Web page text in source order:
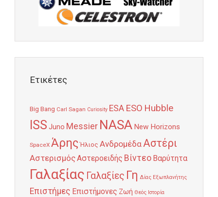
Ετικέτες
Big Bang Carl Sagan Curiosity ESA ESO Hubble
ISS Juno Messier NASA New Horizons
SpaceX Άρης Ήλιος ΑνδρομέδαΑστέρι
ΑστερισμόςΑστεροειδής Βίντεο Βαρύτητα
Γαλαξίας Γαλαξίες Γη Δίας Εξωπλανήτης
Επιστήμες Επιστήμονες Ζωή Θεός Ιστορία